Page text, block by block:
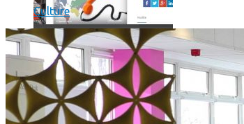
Où en sont les forfaits mobiles pour les pros ?
Culture